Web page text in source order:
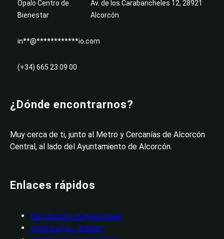
Ópalo Centro de
Bienestar
Av. de los Carabancheles 12, 28921
Alcorcón
in**@************io.com
(+34) 665 23 09 00
¿Dónde encontrarnos?
Muy cerca de ti, junto al Metro y Cercanías de Alcorcón
Central, al lado del Ayuntamiento de Alcorcón.
Enlaces rápidos
Declaración de privacidad
Aviso Legal / Imprint